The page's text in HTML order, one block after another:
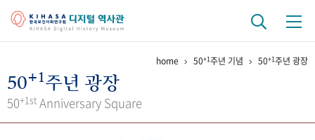
걸어온 길 기관 변천사
home 50+1주년 기념 50+1주년 광장
50+1주년 광장
50+1st Anniversary Square